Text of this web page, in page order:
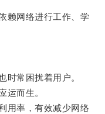
网络进行工作、学
常困扰着用户。
而生。
率，有效减少网络